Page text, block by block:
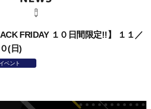
FRIDAY １０日間限定!!】 １１／
(日)
イベント